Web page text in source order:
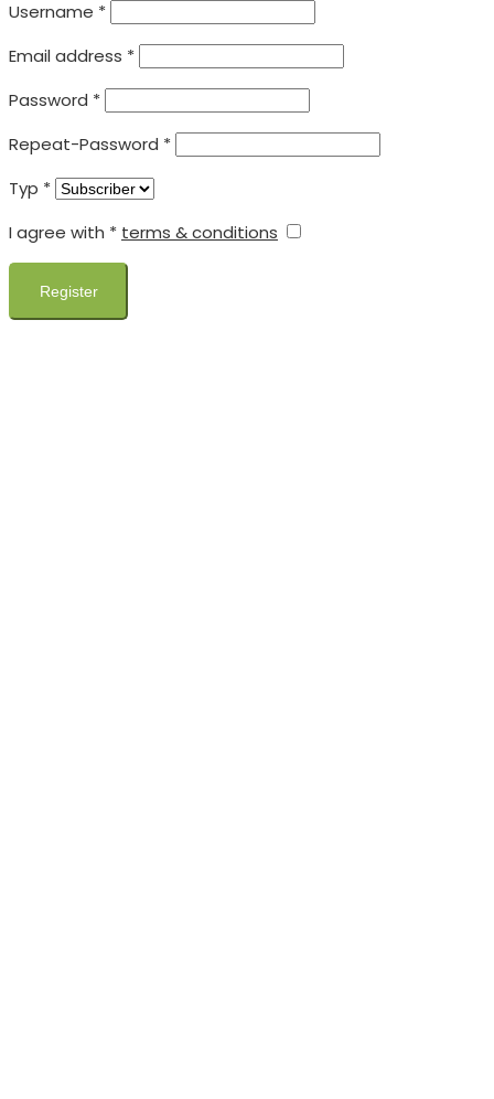
Username *
Email address *
Password *
Repeat-Password *
Typ *
I agree with * terms & conditions